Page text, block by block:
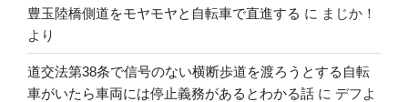
豊玉陸橋側道をモヤモヤと自転車で直進する に まじか！
より
道交法第38条で信号のない横断歩道を渡ろうとする自転
車がいたら車両には停止義務があるとわかる話 に デフよ